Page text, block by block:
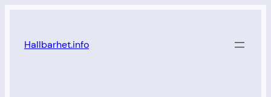
innehåll
Hallbarhet.info